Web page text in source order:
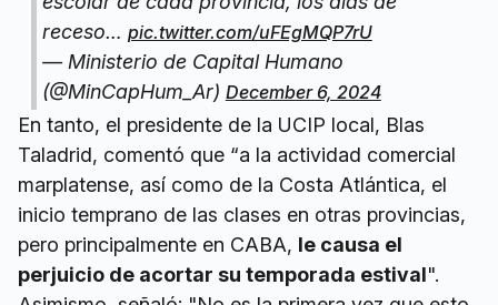
receso… pic.twitter.com/uFEgMQP7rU
— Ministerio de Capital Humano
(@MinCapHum_Ar) December 6, 2024
En tanto, el presidente de la UCIP local, Blas
Taladrid, comentó que “a la actividad comercial
marplatense, así como de la Costa Atlántica, el
inicio temprano de las clases en otras provincias,
pero principalmente en CABA, le causa el
perjuicio de acortar su temporada estival".